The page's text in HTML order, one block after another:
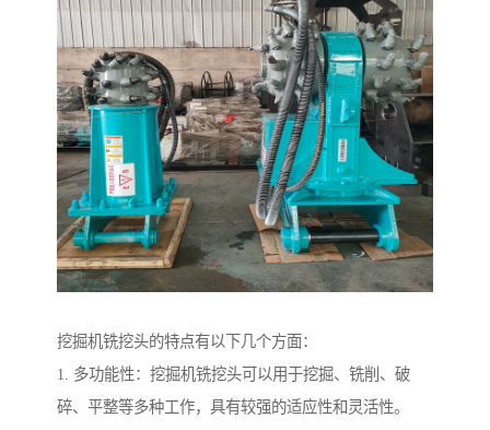
挖掘机铣挖头的特点有以下几个方面：
1. 多功能性：挖掘机铣挖头可以用于挖掘、铣削、破
碎、平整等多种工作，具有较强的适应性和灵活性。